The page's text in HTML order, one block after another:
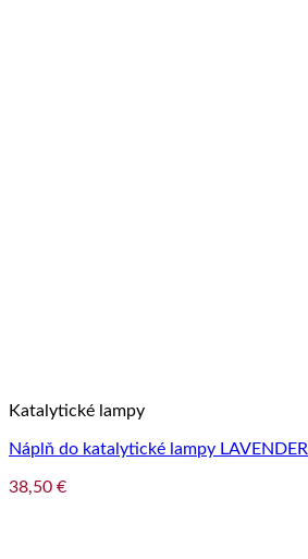
Katalytické lampy
Náplň do katalytické lampy
38,50 €